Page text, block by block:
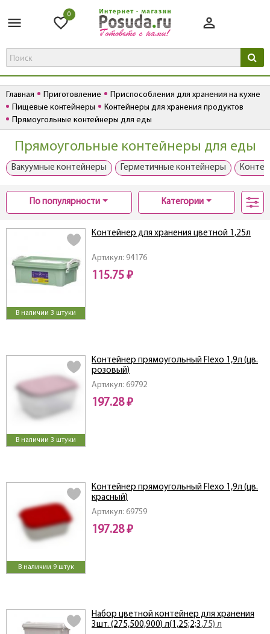
0
Главная Приготовление
Приспособления для хранения на кухне
Пищевые контейнеры
Контейнеры для хранения продуктов
Прямоугольные контейнеры для еды
Прямоугольные контейнеры для еды
Вакуумные контейнеры Герметичные контейнеры
По популярности Категории
В наличии 3 штуки
Артикул: 94176
Контейнер для хранения цветной 1,25л
115.75 ₽
В наличии 3 штуки
Артикул: 69792
Контейнер прямоугольный Flexo 1,9л (цв.
розовый)
197.28 ₽
В наличии 9 штук
Артикул: 69759
Контейнер прямоугольный Flexo 1,9л (цв.
красный)
197.28 ₽
Набор цветной контейнер для хранения
3шт. (275,500,900) л(1,25;2;3,75) л